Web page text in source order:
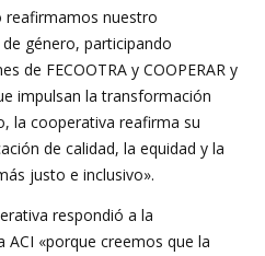
reafirmamos nuestro
género, participando
de FECOOTRA y COOPERAR y
impulsan la transformación
la cooperativa reafirma su
de calidad, la equidad y la
justo e inclusivo».
respondió a la
«porque creemos que la